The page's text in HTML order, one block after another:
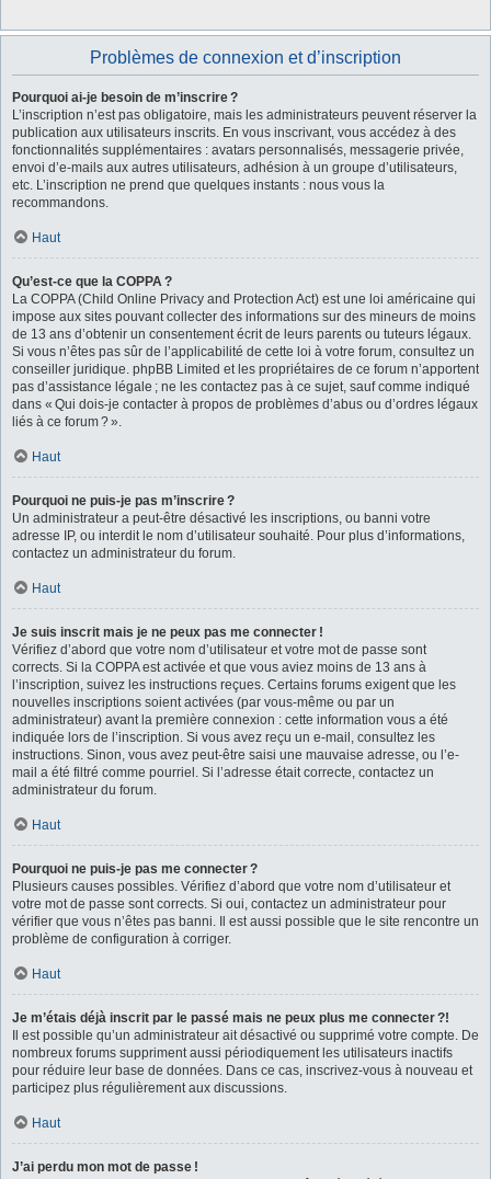
Problèmes de connexion et d’inscription
Pourquoi ai-je besoin de m’inscrire ?
L’inscription n’est pas obligatoire, mais les administrateurs peuvent réserver la
publication aux utilisateurs inscrits. En vous inscrivant, vous accédez à des
fonctionnalités supplémentaires : avatars personnalisés, messagerie privée,
envoi d’e-mails aux autres utilisateurs, adhésion à un groupe d’utilisateurs,
etc. L’inscription ne prend que quelques instants : nous vous la
recommandons.
Haut
Qu’est-ce que la COPPA ?
La COPPA (Child Online Privacy and Protection Act) est une loi américaine qui
impose aux sites pouvant collecter des informations sur des mineurs de moins
de 13 ans d’obtenir un consentement écrit de leurs parents ou tuteurs légaux.
Si vous n’êtes pas sûr de l’applicabilité de cette loi à votre forum, consultez un
conseiller juridique. phpBB Limited et les propriétaires de ce forum n’apportent
pas d’assistance légale ; ne les contactez pas à ce sujet, sauf comme indiqué
dans « Qui dois-je contacter à propos de problèmes d’abus ou d’ordres légaux
liés à ce forum ? ».
Haut
Pourquoi ne puis-je pas m’inscrire ?
Un administrateur a peut-être désactivé les inscriptions, ou banni votre
adresse IP, ou interdit le nom d’utilisateur souhaité. Pour plus d’informations,
contactez un administrateur du forum.
Haut
Je suis inscrit mais je ne peux pas me connecter !
Vérifiez d’abord que votre nom d’utilisateur et votre mot de passe sont
corrects. Si la COPPA est activée et que vous aviez moins de 13 ans à
l’inscription, suivez les instructions reçues. Certains forums exigent que les
nouvelles inscriptions soient activées (par vous-même ou par un
administrateur) avant la première connexion : cette information vous a été
indiquée lors de l’inscription. Si vous avez reçu un e-mail, consultez les
instructions. Sinon, vous avez peut-être saisi une mauvaise adresse, ou l’e-
mail a été filtré comme pourriel. Si l’adresse était correcte, contactez un
administrateur du forum.
Haut
Pourquoi ne puis-je pas me connecter ?
Plusieurs causes possibles. Vérifiez d’abord que votre nom d’utilisateur et
votre mot de passe sont corrects. Si oui, contactez un administrateur pour
vérifier que vous n’êtes pas banni. Il est aussi possible que le site rencontre un
problème de configuration à corriger.
Haut
Je m’étais déjà inscrit par le passé mais ne peux plus me connecter ?!
Il est possible qu’un administrateur ait désactivé ou supprimé votre compte. De
nombreux forums suppriment aussi périodiquement les utilisateurs inactifs
pour réduire leur base de données. Dans ce cas, inscrivez-vous à nouveau et
participez plus régulièrement aux discussions.
Haut
J’ai perdu mon mot de passe !